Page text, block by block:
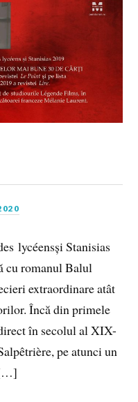
lycéensși Stanisias
cu romanul Balul
extraordinare atât
Încă din primele
în secolul al XIX-
pe atunci un
[…]